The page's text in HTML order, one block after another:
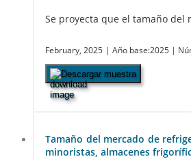
Se proyecta que el tamaño
February, 2025 | Año base:2025 |
Descargar muestra
Tamaño del mercado de
minoristas, almacenes